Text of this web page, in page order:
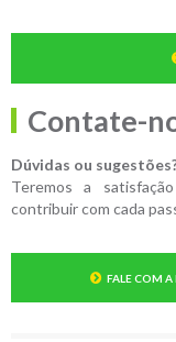
Contate-
Dúvidas ou
Teremos a
contribuir com cada
FALE COM A